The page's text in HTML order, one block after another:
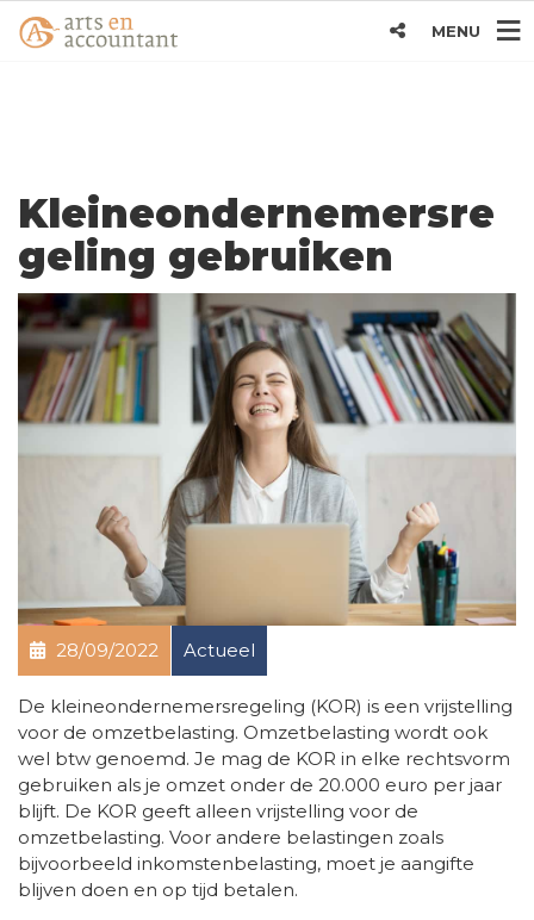
MENU
Kleineondernemersre
geling gebruiken
28/09/2022 Actueel
De kleineondernemersregeling (KOR) is een vrijstelling
voor de omzetbelasting. Omzetbelasting wordt ook
wel btw genoemd. Je mag de KOR in elke rechtsvorm
gebruiken als je omzet onder de 20.000 euro per jaar
blijft. De KOR geeft alleen vrijstelling voor de
omzetbelasting. Voor andere belastingen zoals
bijvoorbeeld inkomstenbelasting, moet je aangifte
blijven doen en op tijd betalen.